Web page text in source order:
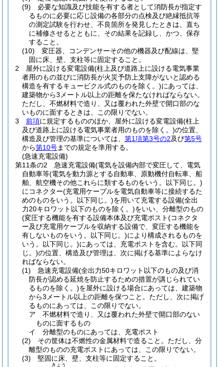
(9)
必要な知識及び技能を有する者として消防長が指定す
るものに必要に応じ設備の各部分の点検及び絶縁抵抗等
の測定試験を行わせ、不良箇所を発見したときは、直ち
に補修させるとともに、その結果を記録し、かつ、保存
すること。
(10)
変圧器、コンデンサーその他の機器及び配線は、堅
固に床、壁、支柱等に固定すること。
2
屋外に設ける変電設備(柱上及び道路上に設ける電気事業
者用のもの並びに消防長が火災予防上支障がないと認める
構造を有するキュービクル式のものを除く。)にあっては、
建築物から3メートル以上の距離を保たなければならない。
ただし、不燃材料で造り、又は覆われた外壁で開口部のな
いものに面するときは、この限りでない。
3
前項に規定するもののほか、屋外に設ける変電設備(柱上
及び道路上に設ける電気事業者用のものを除く。)の位置、
構造及び管理の基準については、 第1項第3号の2及び第5号
から第10号までの規定を準用する。
(急速充電設備)
第11条の2
急速充電設備(電気を設備内部で変圧して、電気
自動車等(電気を動力源とする自動車、原動機付自転車、船
舶、航空機その他これらに類するものをいう。以下同じ。)
にコネクター(充電用ケーブルを電気自動車等に接続するた
めのものをいう。以下同じ。)を用いて充電する設備(全出
力20キロワット以下のものを除く。)をいい、分離型のもの
(変圧する機能を有する設備本体及び充電ポスト(コネクタ
ー及び充電用ケーブルを収納する設備で、変圧する機能を
有しないものをいう。以下同じ。)により構成されるものを
いう。以下同じ。)にあっては、充電ポストを含む。以下同
じ。)の位置、構造及び管理は、次に掲げる基準によらなけ
ればならない。
(1)
急速充電設備(全出力50キロワット以下のもの及び消
防長が認める延焼を防止するための措置が講じられてい
るものを除く。)を屋外に設ける場合にあっては、建築物
から3メートル以上の距離を保つこと。 ただし、次に掲げ
るものにあっては、この限りでない。
ア
不燃材料で造り、又は覆われた外壁で開口部のない
ものに面するもの
イ
分離型のものにあっては、充電ポスト
(2)
その筐体は不燃性の金属材料で造ること。 ただし、分
離型のものの充電ポストにあっては、この限りでない。
(3)
堅固に床、壁、支柱等に固定すること。
きょう